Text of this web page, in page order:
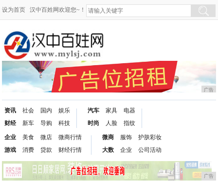
设为首页 汉中百姓网欢迎您~！
广告
资讯
财经
社会
新车
国内
导购
娱乐
科技
汽车
时尚
家具
人脸
电器
指纹
企业
游戏
美食
消费
微店
贷款
微商行情
财经行情
微商
大数
服饰
企业
护肤彩妆
公司活动
广告